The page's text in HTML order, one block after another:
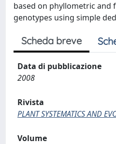
based on phyllometric and
genotypes using simple
Scheda breve
Data di pubblicazione
2008
Rivista
PLANT SYSTEMATICS AND
Volume